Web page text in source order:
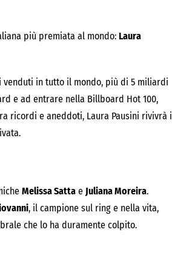
più premiata al mondo: Laura
in tutto il mondo, più di 5 miliardi
e ad entrare nella Billboard Hot 100,
ricordi e aneddoti, Laura Pausini rivivrà i
Melissa Satta e Juliana Moreira.
, il campione sul ring e nella vita,
che lo ha duramente colpito.